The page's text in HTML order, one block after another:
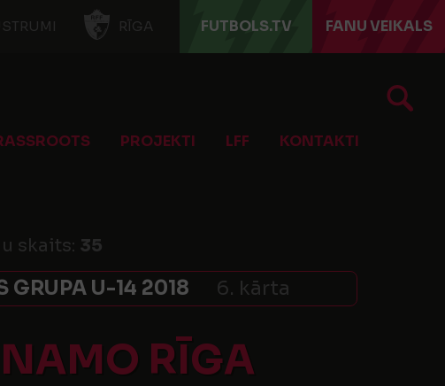
RĪGA FUTBOLS.TV FANU VEIKALS
PROJEKTI LFF KONTAKTI
skaits: 35
GRUPA U-14 2018 6. kārta
RĪGA